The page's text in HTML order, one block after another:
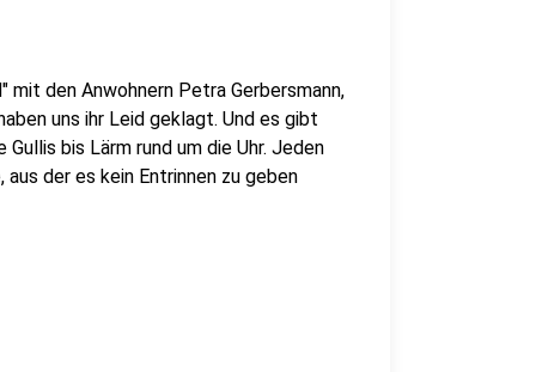
mit den Anwohnern Petra Gerbersmann,
uns ihr Leid geklagt. Und es gibt
bis Lärm rund um die Uhr. Jeden
der es kein Entrinnen zu geben